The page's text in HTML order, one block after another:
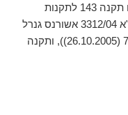
עדויותיהם בדרך של תצהירי עדות (ראו תקנה 143 לתקנות
ולהסדרים להגשת תצהירי עדות ראו ע"א 3312/04 אשורנס גנרל
דה פרנס נ' הכונס הרשמי, פסקאות 7-5 (26.10.2005)), ותקנה